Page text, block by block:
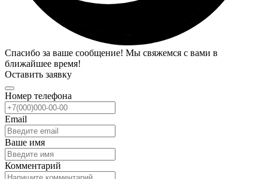
Спасибо за ваше сообщение! Мы свяжемся с вами в
ближайшее время!
Оставить заявку
Номер телефона
Email
Ваше имя
Комментарий